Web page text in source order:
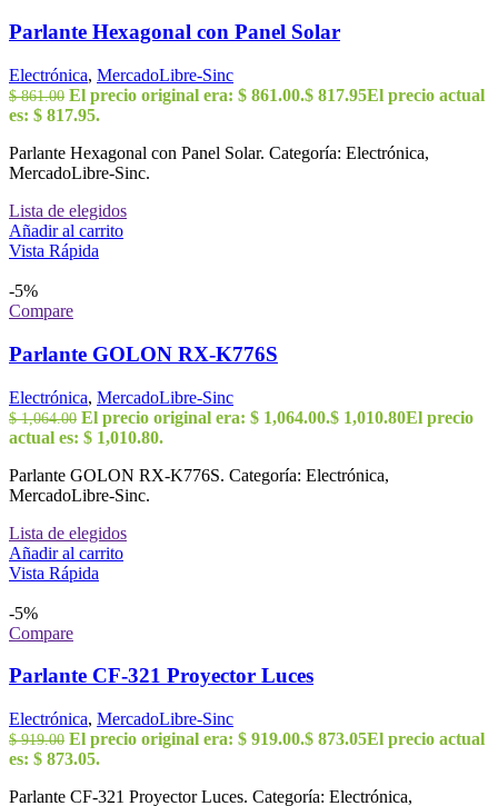
Parlante Hexagonal con Panel Solar
Electrónica, MercadoLibre-Sinc
$861.00 El precio original era: $ 861.00.$ 817.95El precio actual
es: $ 817.95.
Parlante Hexagonal con Panel Solar. Categoría: Electrónica,
MercadoLibre-Sinc.
Lista de elegidos
Añadir al carrito
Vista Rápida
-5%
Compare
Parlante GOLON RX-K776S
Electrónica, MercadoLibre-Sinc
$1,064.00 El precio original era: $ 1,064.00.$ 1,010.80El precio
actual es: $ 1,010.80.
Parlante GOLON RX-K776S. Categoría: Electrónica,
MercadoLibre-Sinc.
Lista de elegidos
Añadir al carrito
Vista Rápida
-5%
Compare
Parlante CF-321 Proyector Luces
Electrónica, MercadoLibre-Sinc
$919.00 El precio original era: $ 919.00.$ 873.05El precio actual
es: $ 873.05.
Parlante CF-321 Proyector Luces. Categoría: Electrónica,